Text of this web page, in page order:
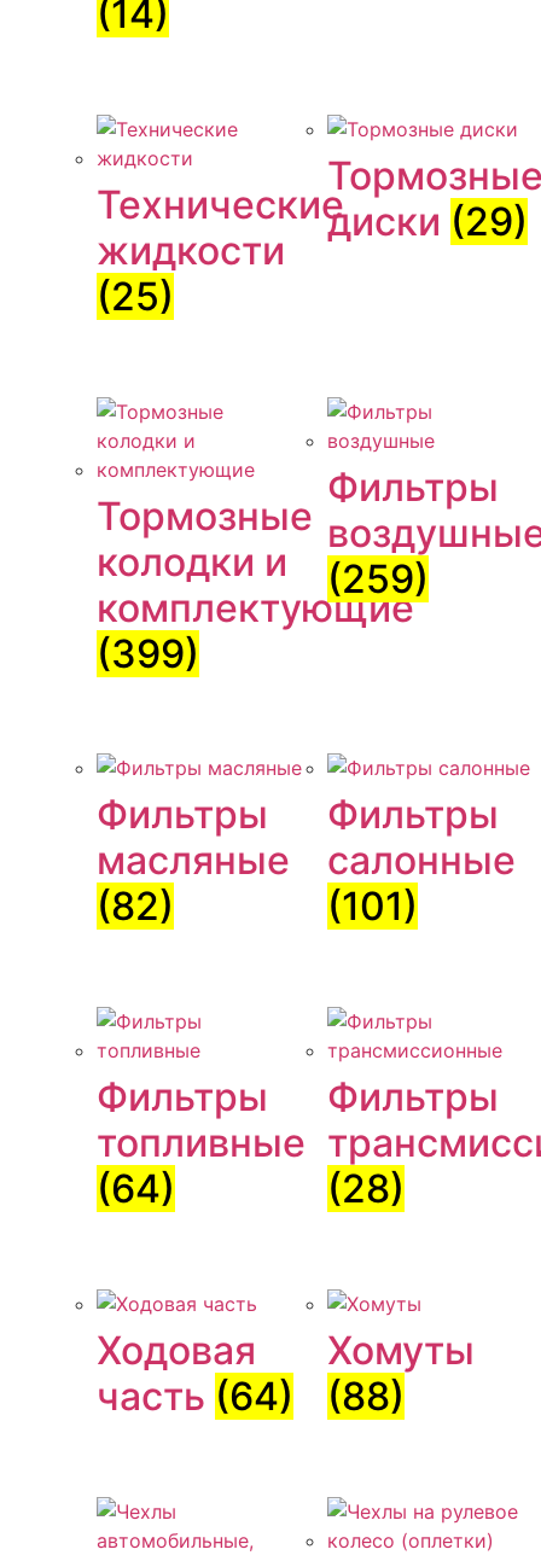
(14)
Технические
жидкости
(25)
диски (29)
Тормозные
колодки и
комплектующие
(399)
Фильтры
(259)
Фильтры
масляные
(82)
Фильтры
салонные
(101)
Фильтры
топливные
(64)
Фильтры
(28)
Ходовая
часть (64)
Хомуты
(88)